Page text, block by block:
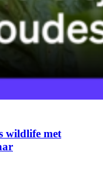
wildlife met